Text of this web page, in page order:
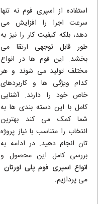
استفاده از اسپری فوم نه تنها
سرعت اجرا را افزایش می
‌دهد، بلکه کیفیت کار را نیز به
طور قابل توجهی ارتقا می‌
بخشد. این فوم ‌ها در انواع
مختلف تولید می ‌شوند و هر
کدام ویژگی‌ ها و کاربردهای
خاص خود را دارند. آشنایی
کامل با این دسته‌ بندی ‌ها به
شما کمک می ‌کند بهترین
انتخاب را متناسب با نیاز پروژه‌
تان انجام دهید. در ادامه به
بررسی کامل این محصول و
انواع اسپری فوم پلی اورتان
می ‌پردازیم.